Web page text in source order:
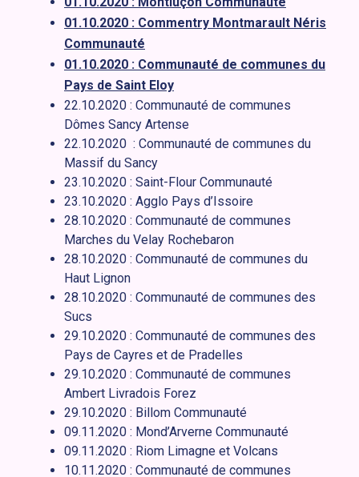
01.10.2020 : Commentry Montmarault Néris
Communauté
01.10.2020 : Communauté de communes du
Pays de Saint Eloy
22.10.2020 : Communauté de communes
Dômes Sancy Artense
22.10.2020 : Communauté de communes du
Massif du Sancy
23.10.2020 : Saint-Flour Communauté
23.10.2020 : Agglo Pays d’Issoire
28.10.2020 : Communauté de communes
Marches du Velay Rochebaron
28.10.2020 : Communauté de communes du
Haut Lignon
28.10.2020 : Communauté de communes des
Sucs
29.10.2020 : Communauté de communes des
Pays de Cayres et de Pradelles
29.10.2020 : Communauté de communes
Ambert Livradois Forez
29.10.2020 : Billom Communauté
09.11.2020 : Mond’Arverne Communauté
09.11.2020 : Riom Limagne et Volcans
10.11.2020 : Communauté de communes